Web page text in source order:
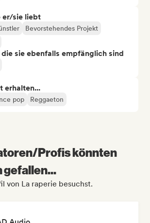
sie liebt
Bevorstehendes Projekt
sie ebenfalls empfänglich sind
erhalten...
pop Reggaeton
Profis könnten
gefallen...
von La raperie besuchst.